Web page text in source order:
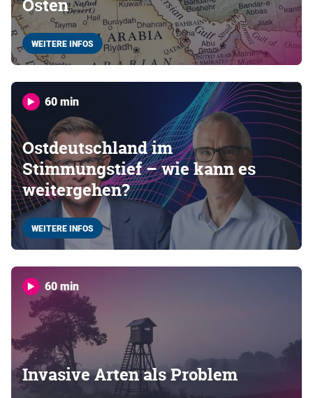
Osten
WEITERE INFOS
60 min
Ostdeutschland im
Stimmungstief – wie kann es
weitergehen?
WEITERE INFOS
60 min
Invasive Arten als Problem